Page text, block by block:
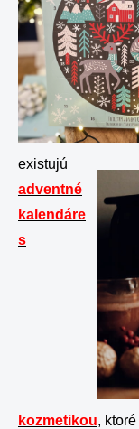
existujú
adventné
kalendáre
s
kozmetikou,